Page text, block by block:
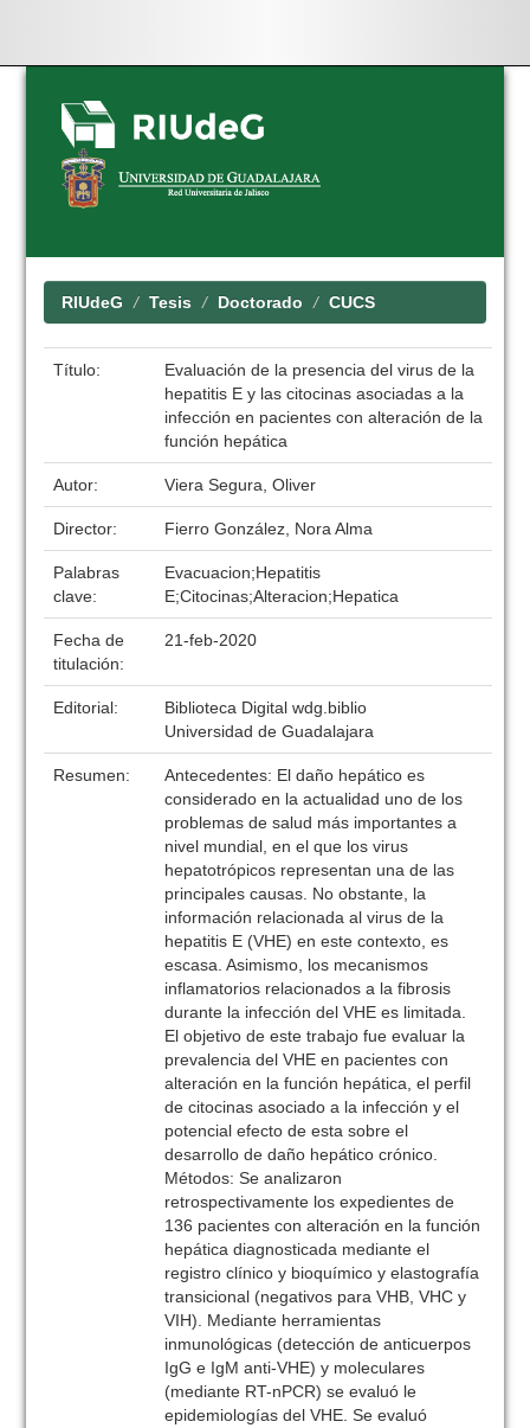
Skip
navigation
RIUdeG Tesis Doctorado CUCS
Título:
Evaluación de la presencia del virus de la
hepatitis E y las citocinas asociadas a la
infección en pacientes con alteración de la
función hepática
Autor: Viera Segura, Oliver
Director: Fierro González, Nora Alma
Palabras
clave:
Evacuacion;Hepatitis
E;Citocinas;Alteracion;Hepatica
Fecha de
titulación:
21-feb-2020
Editorial:
Biblioteca Digital wdg.biblio
Universidad de Guadalajara
Resumen:
Antecedentes: El daño hepático es
considerado en la actualidad uno de los
problemas de salud más importantes a
nivel mundial, en el que los virus
hepatotrópicos representan una de las
principales causas. No obstante, la
información relacionada al virus de la
hepatitis E (VHE) en este contexto, es
escasa. Asimismo, los mecanismos
inflamatorios relacionados a la fibrosis
durante la infección del VHE es limitada.
El objetivo de este trabajo fue evaluar la
prevalencia del VHE en pacientes con
alteración en la función hepática, el perfil
de citocinas asociado a la infección y el
potencial efecto de esta sobre el
desarrollo de daño hepático crónico.
Métodos: Se analizaron
retrospectivamente los expedientes de
136 pacientes con alteración en la función
hepática diagnosticada mediante el
registro clínico y bioquímico y elastografía
transicional (negativos para VHB, VHC y
VIH). Mediante herramientas
inmunológicas (detección de anticuerpos
IgG e IgM anti-VHE) y moleculares
(mediante RT-nPCR) se evaluó le
epidemiologías del VHE. Se evaluó